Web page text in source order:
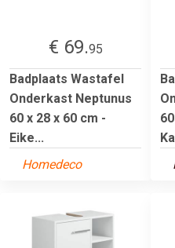
€ 69.95
Badplaats Wastafel
Onderkast Neptunus
60 x 28 x 60 cm -
Eike...
Homedeco